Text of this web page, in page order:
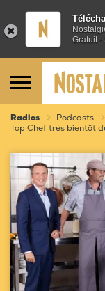
Gratuit -
Radios Podcasts
Top Chef très bientôt